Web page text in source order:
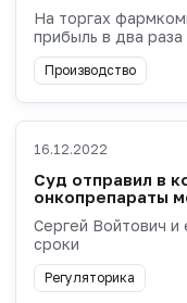
На торгах
прибыль в два раза
Производство
16.12.2022
Суд отправил в
онкопрепараты
Сергей Войтович и
сроки
Регуляторика